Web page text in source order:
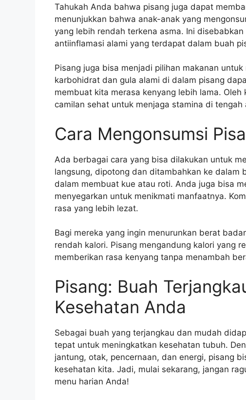
Tahukah Anda bahwa pisang juga dapat
menunjukkan bahwa anak-anak yang
yang lebih rendah terkena asma. Ini
antiinflamasi alami yang terdapat dalam buah
Pisang juga bisa menjadi pilihan makanan
karbohidrat dan gula alami di dalam pisang
membuat kita merasa kenyang lebih lama.
camilan sehat untuk menjaga stamina di
Cara Mengonsumsi
Ada berbagai cara yang bisa dilakukan untuk
langsung, dipotong dan ditambahkan ke dalam
dalam membuat kue atau roti. Anda juga bisa
menyegarkan untuk menikmati manfaatnya.
rasa yang lebih lezat.
Bagi mereka yang ingin menurunkan berat
rendah kalori. Pisang mengandung kalori yang
memberikan rasa kenyang tanpa menambah
Pisang: Buah
Kesehatan Anda
Sebagai buah yang terjangkau dan mudah
tepat untuk meningkatkan kesehatan tubuh.
jantung, otak, pencernaan, dan energi, pisang
kesehatan kita. Jadi, mulai sekarang, jangan
menu harian Anda!